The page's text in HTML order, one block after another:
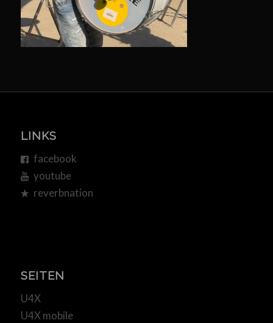
LINKS
facebook
youtube
reverbnation
SEITEN
U4X
U4X mobile